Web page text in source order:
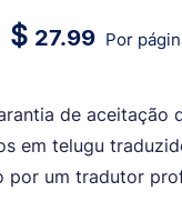
$ 27.99 Por
de aceitação
em telugu
por um tradutor